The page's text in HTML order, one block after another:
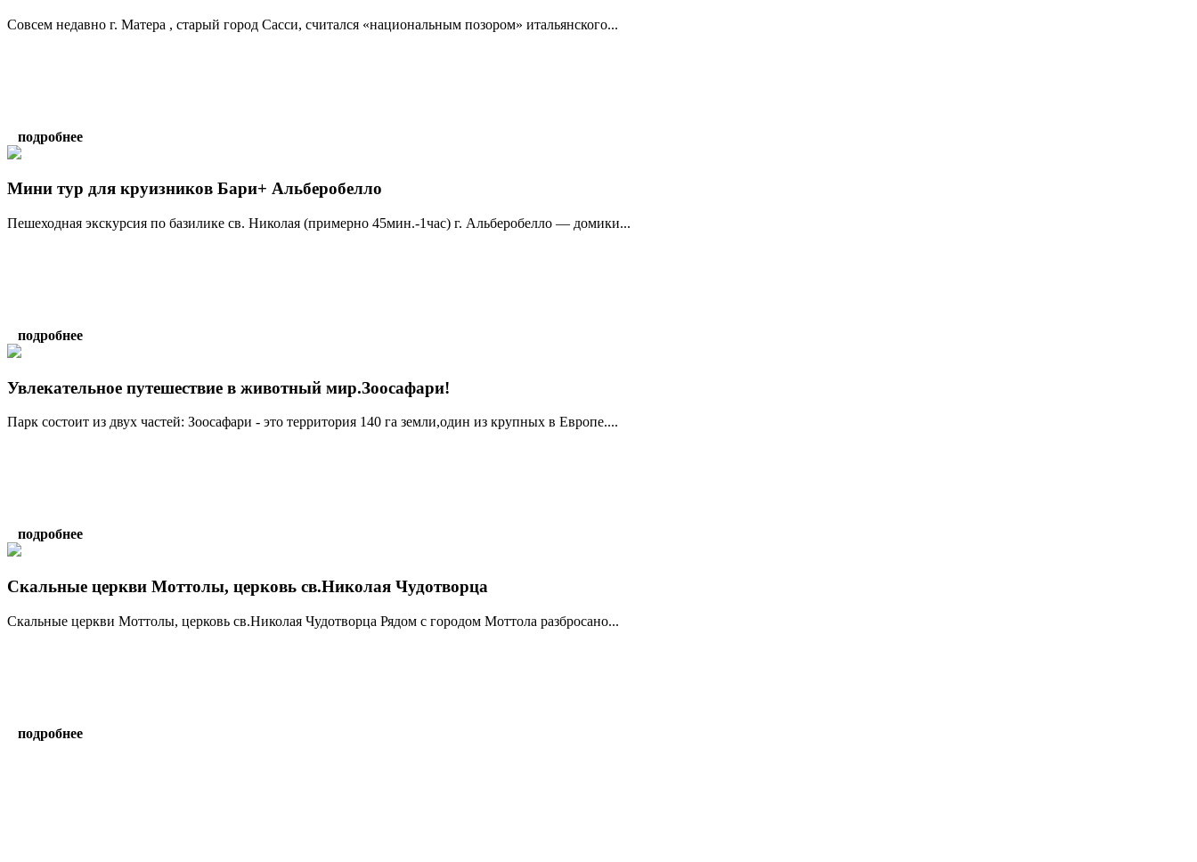
Совсем недавно г. Матера , старый город Сасси, считался «национальным позором» итальянского...
подробнее
Мини тур для круизников Бари+ Альберобелло
Пешеходная экскурсия по базилике св. Николая (примерно 45мин.-1час) г. Альберобелло — домики...
подробнее
Увлекательное путешествие в животный мир.Зоосафари!
Парк состоит из двух частей: Зоосафари - это территория 140 га земли,один из крупных в Европе....
подробнее
Скальные церкви Моттолы, церковь св.Николая Чудотворца
Скальные церкви Моттолы, церковь св.Николая Чудотворца Рядом с городом Моттола разбросано...
подробнее